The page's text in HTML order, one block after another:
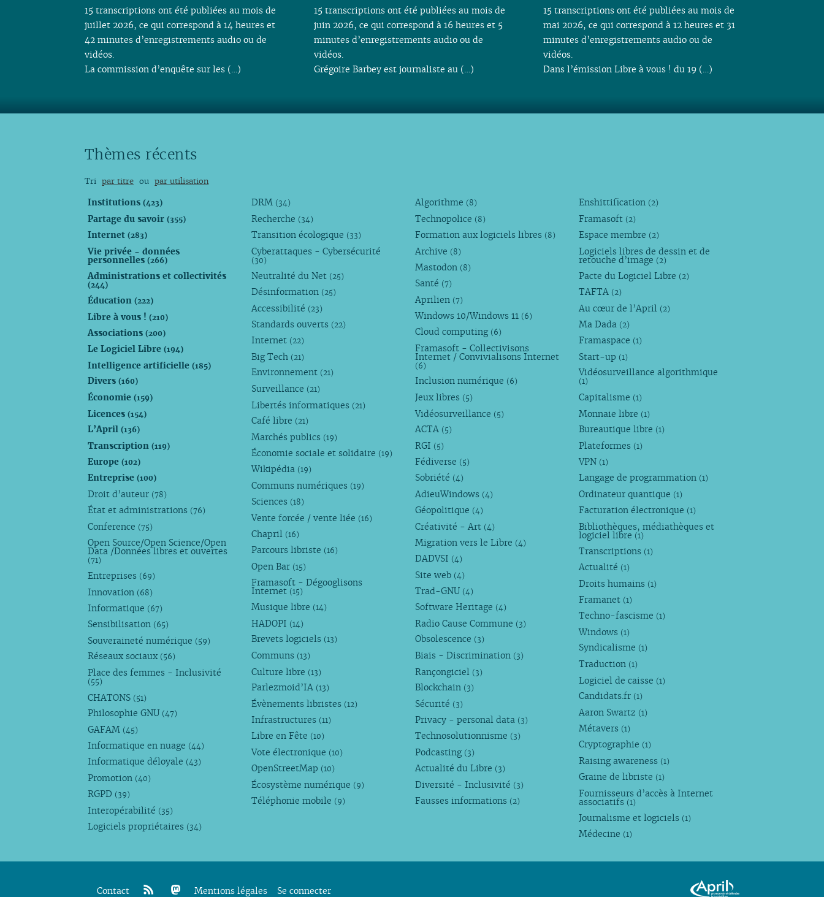
15 transcriptions ont été publiées au mois de
juillet 2026, ce qui correspond à 14 heures et
42 minutes d’enregistrements audio ou de
vidéos.
La commission d’enquête sur les (…)
15 transcriptions ont été publiées au mois de
juin 2026, ce qui correspond à 16 heures et 5
minutes d’enregistrements audio ou de
vidéos.
Grégoire Barbey est journaliste au (…)
15 transcriptions ont été publiées au mois de
mai 2026, ce qui correspond à 12 heures et 31
minutes d’enregistrements audio ou de
vidéos.
Dans l’émission Libre à vous ! du 19 (…)
Thèmes récents
Tri par titre ou par utilisation
Institutions(423)
Partage du savoir(355)
Internet(283)
Vie privée - données
personnelles(266)
Administrations et collectivités
(244)
Éducation(222)
Libre à vous !(210)
Associations(200)
Le Logiciel Libre(194)
Intelligence artificielle(185)
Divers(160)
Économie(159)
Licences(154)
L’April(136)
Transcription(119)
Europe(102)
Entreprise(100)
Droit d’auteur (78)
État et administrations (76)
Conference (75)
Open Source/Open Science/Open
Data /Données libres et ouvertes
(71)
Entreprises (69)
Innovation (68)
Informatique (67)
Sensibilisation (65)
Souveraineté numérique (59)
Réseaux sociaux (56)
Place des femmes - Inclusivité
(55)
CHATONS (51)
Philosophie GNU (47)
GAFAM (45)
Informatique en nuage (44)
Informatique déloyale (43)
Promotion (40)
RGPD (39)
Interopérabilité (35)
Logiciels propriétaires (34)
DRM (34)
Recherche (34)
Transition écologique (33)
Cyberattaques - Cybersécurité
(30)
Neutralité du Net (25)
Désinformation (25)
Accessibilité (23)
Standards ouverts (22)
Internet (22)
Big Tech (21)
Environnement (21)
Surveillance (21)
Libertés informatiques (21)
Café libre (21)
Marchés publics (19)
Économie sociale et solidaire (19)
Wikipédia (19)
Communs numériques (19)
Sciences (18)
Vente forcée / vente liée (16)
Chapril (16)
Parcours libriste (16)
Open Bar (15)
Framasoft - Dégooglisons
Internet (15)
Musique libre (14)
HADOPI (14)
Brevets logiciels (13)
Communs (13)
Culture libre (13)
Parlezmoid’IA (13)
Évènements libristes (12)
Infrastructures (11)
Libre en Fête (10)
Vote électronique (10)
OpenStreetMap (10)
Écosystème numérique (9)
Téléphonie mobile (9)
Algorithme (8)
Technopolice (8)
Formation aux logiciels libres (8)
Archive (8)
Mastodon (8)
Santé (7)
Aprilien (7)
Windows 10/Windows 11 (6)
Cloud computing (6)
Framasoft - Collectivisons
Internet / Convivialisons Internet
(6)
Inclusion numérique (6)
Jeux libres (5)
Vidéosurveillance (5)
ACTA (5)
RGI (5)
Fédiverse (5)
Sobriété (4)
AdieuWindows (4)
Géopolitique (4)
Créativité - Art (4)
Migration vers le Libre (4)
DADVSI (4)
Site web (4)
Trad-GNU (4)
Software Heritage (4)
Radio Cause Commune (3)
Obsolescence (3)
Biais - Discrimination (3)
Rançongiciel (3)
Blockchain (3)
Sécurité (3)
Privacy - personal data (3)
Technosolutionnisme (3)
Podcasting (3)
Actualité du Libre (3)
Diversité - Inclusivité (3)
Fausses informations (2)
Enshittification (2)
Framasoft (2)
Espace membre (2)
Logiciels libres de dessin et de
retouche d’image (2)
Pacte du Logiciel Libre (2)
TAFTA (2)
Au cœur de l’April (2)
Ma Dada (2)
Framaspace (1)
Start-up (1)
Vidéosurveillance algorithmique
(1)
Capitalisme (1)
Monnaie libre (1)
Bureautique libre (1)
Plateformes (1)
VPN (1)
Langage de programmation (1)
Ordinateur quantique (1)
Facturation électronique (1)
Bibliothèques, médiathèques et
logiciel libre (1)
Transcriptions (1)
Actualité (1)
Droits humains (1)
Framanet (1)
Techno-fascisme (1)
Windows (1)
Syndicalisme (1)
Traduction (1)
Logiciel de caisse (1)
Candidats.fr (1)
Aaron Swartz (1)
Métavers (1)
Cryptographie (1)
Raising awareness (1)
Graine de libriste (1)
Fournisseurs d’accès à Internet
associatifs (1)
Journalisme et logiciels (1)
Médecine (1)
Contact Mentions légales Se connecter